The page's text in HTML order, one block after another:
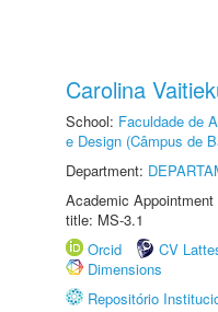
Carolina
School: Faculdade de
e Design (Câmpus de
Department:
Academic
title: MS-3.1
Orcid
CV
Dimensions
Repositório